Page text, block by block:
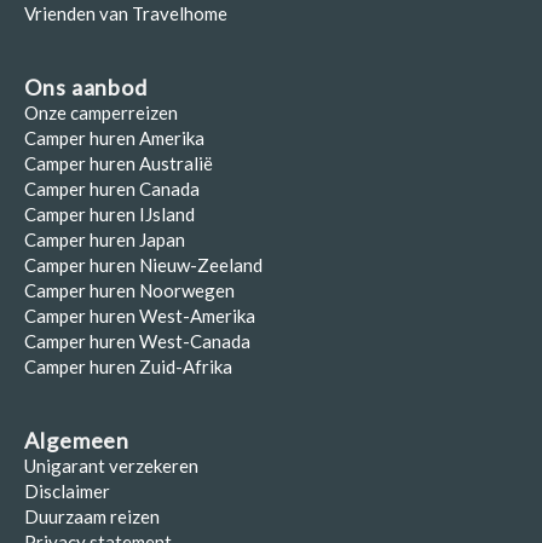
Vrienden van Travelhome
Ons aanbod
Onze camperreizen
Camper huren Amerika
Camper huren Australië
Camper huren Canada
Camper huren IJsland
Camper huren Japan
Camper huren Nieuw-Zeeland
Camper huren Noorwegen
Camper huren West-Amerika
Camper huren West-Canada
Camper huren Zuid-Afrika
Algemeen
Unigarant verzekeren
Disclaimer
Duurzaam reizen